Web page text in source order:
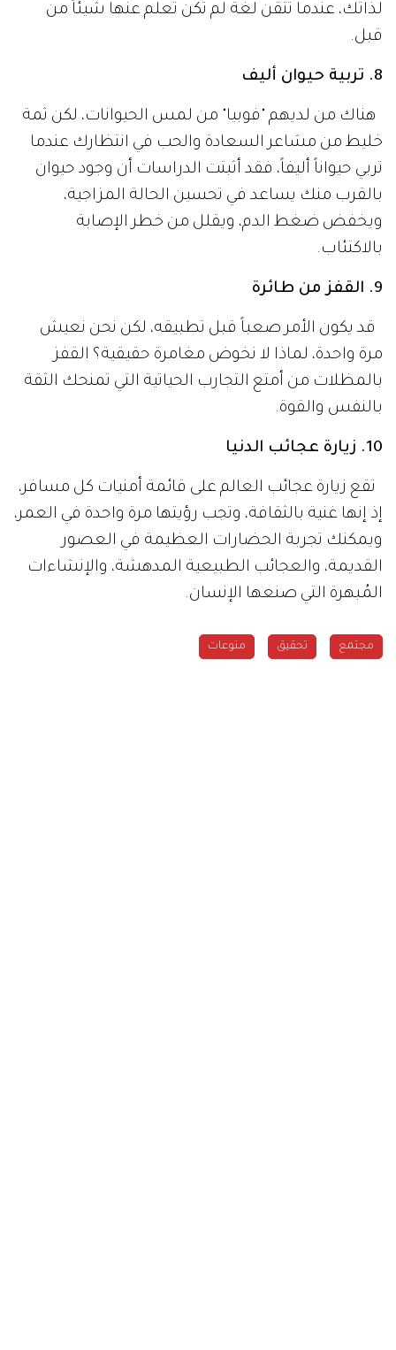
لذاتك، عندما تتقن لغة لم تكن تعلم عنها شيئاً من
قبل.
8. تربية حيوان أليف
هناك من لديهم "فوبيا" من لمس الحيوانات، لكن ثمة
خليط من مشاعر السعادة والحب في انتظارك عندما
تربي حيواناً أليفاً، فقد أثبتت الدراسات أن وجود حيوان
بالقرب منك يساعد في تحسين الحالة المزاجية،
ويخفض ضغط الدم، ويقلل من خطر الإصابة
بالاكتئاب.
9. القفز من طائرة
قد يكون الأمر صعباً قبل تطبيقه، لكن نحن نعيش
مرة واحدة، لماذا لا نخوض مغامرة حقيقية؟ القفز
بالمظلات من أمتع التجارب الحياتية التي تمنحك الثقة
بالنفس والقوة.
10. زيارة عجائب الدنيا
تقع زيارة عجائب العالم على قائمة أمنيات كل مسافر،
إذ إنها غنية بالثقافة، وتجب رؤيتها مرة واحدة في العمر،
ويمكنك تجربة الحضارات العظيمة في العصور
القديمة، والعجائب الطبيعية المدهشة، والإنشاءات
المُبهرة التي صنعها الإنسان.
مجتمع تحقيق منوعات